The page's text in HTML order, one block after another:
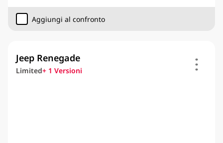
Aggiungi al confronto
Jeep Renegade
Limited+ 1 Versioni